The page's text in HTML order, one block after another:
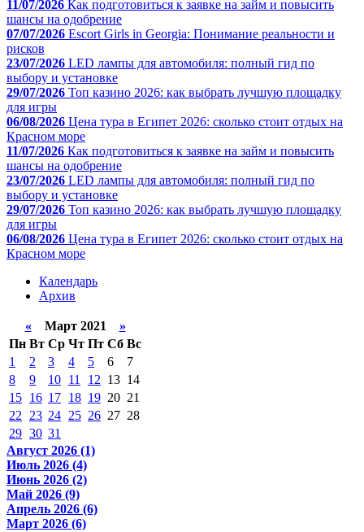
11/07/2026 Как подготовиться к заявке на займ и повысить
шансы на одобрение
07/07/2026 Escort Girls in Georgia: Понимание реальности и
рисков
23/07/2026 LED лампы для автомобиля: полный гид по
выбору и установке
29/07/2026 Топ казино 2026: как выбрать лучшую площадку
для игры
06/08/2026 Цена тура в Египет 2026: сколько стоит отдых на
Красном море
11/07/2026 Как подготовиться к заявке на займ и повысить
шансы на одобрение
23/07/2026 LED лампы для автомобиля: полный гид по
выбору и установке
29/07/2026 Топ казино 2026: как выбрать лучшую площадку
для игры
06/08/2026 Цена тура в Египет 2026: сколько стоит отдых на
Красном море
Календарь
Архив
«Март 2021 »
Пн Вт Ср Чт Пт Сб Вс
1
2 3 4 5 6
7
8
9 10 11 12 13 14
15 16 17 18 19 20 21
22
23 24 25 26 27 28
29 30 31
Август 2026 (1)
Июль 2026 (4)
Июнь 2026 (2)
Май 2026 (9)
Апрель 2026 (6)
Март 2026 (6)